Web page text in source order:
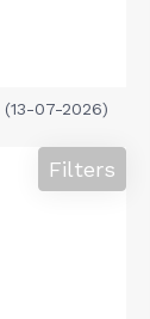
(13-07-2026)
Filters